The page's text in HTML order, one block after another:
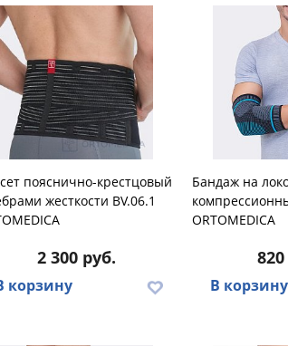
пояснично-крестцовый
жесткости BV.06.1
2 300 руб.
корзину
Бандаж на
ORTOMEDICA
В корзину